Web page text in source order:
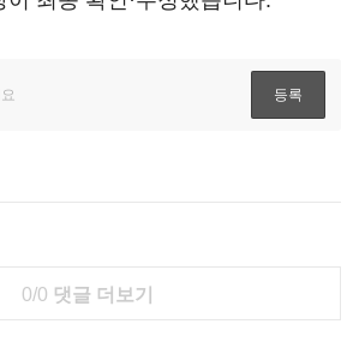
0/0 댓글 더보기